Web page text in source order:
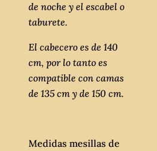
de noche y el escabel o
taburete.
El cabecero es de 140
cm, por lo tanto es
compatible con camas
de 135 cm y de 150 cm.
Medidas mesillas de